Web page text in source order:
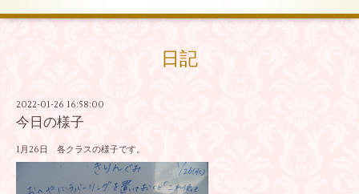
日記
2022-01-26 16:58:00
今日の様子
1月26日 各クラスの様子です。